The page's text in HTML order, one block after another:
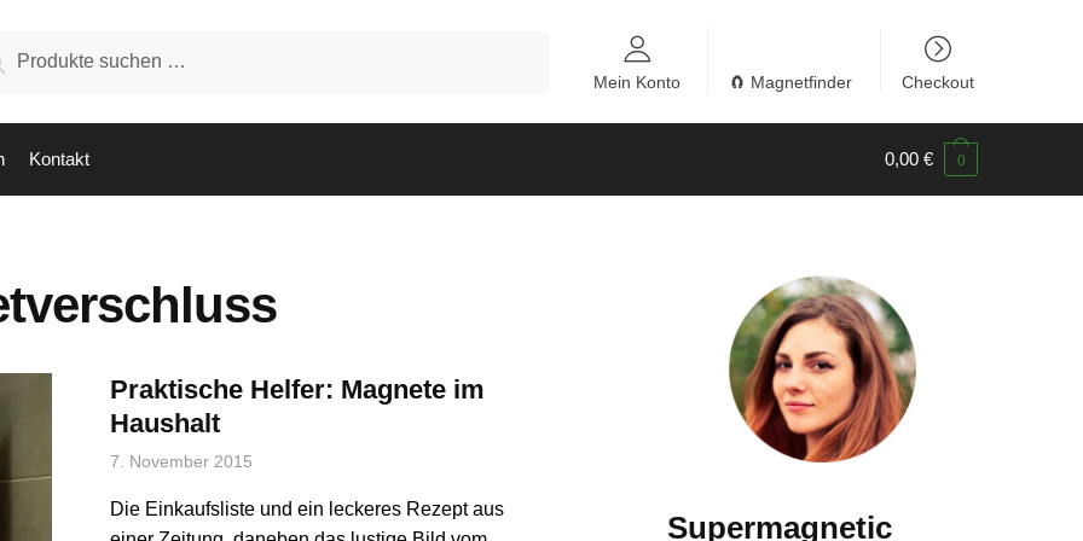
Mein Konto 🧲 Magnetfinder Checkout
Kontakt 0,00 € 0
Praktische Helfer: Magnete im
Haushalt
7. November 2015
Die Einkaufsliste und ein leckeres Rezept aus
Supermagnetic